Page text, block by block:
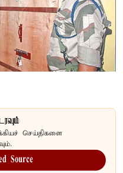
செய்திகளை
Source